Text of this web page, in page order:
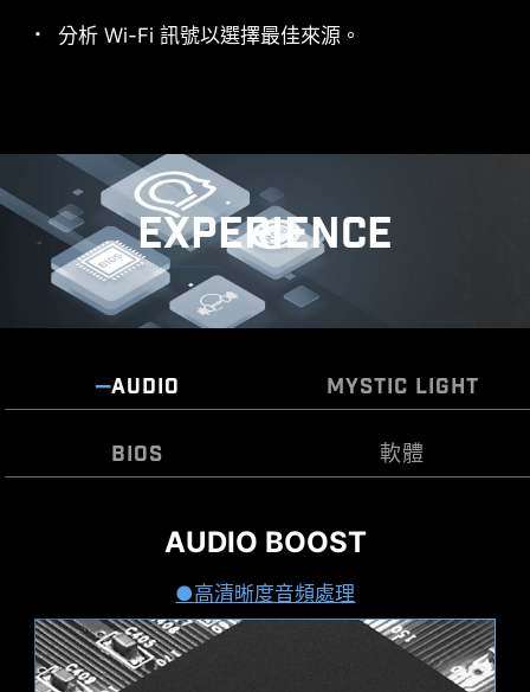
分析 Wi-Fi 訊號以選擇最佳來源。
purposes only and is not included in the package.
比以往更快地傳輸大量文件。
頻寬分配最佳化
提供高達 27W 的快速充電
EXPERIENCE
AUDIO MYSTIC LIGHT
BIOS 軟體
AUDIO BOOST
高清晰度音頻處理
盡情揮灑彩色世界
透過 MSI Center 的 Mystic Light 工具，為你的桌
機增添色彩和充滿活力的 RGB 燈效。擁有上百萬種
顏色選擇與多樣炫酷的 LED 效果，任您選、任您
微星全新設計的 CLICK BIOS X 提供美觀更友善使
EZ 模式 預設模式
MSI CENTER
MSI 全新的MSI Center 將MSI 所有軟體整合到一個
應用程序中。進一步控制主機板功能，以釋放無限